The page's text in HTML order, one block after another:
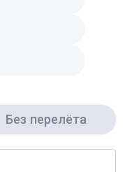
Без перелёта